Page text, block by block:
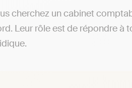
cherchez un cabinet
Leur rôle est de répondre à